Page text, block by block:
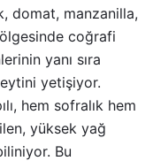
domat, manzanilla,
coğrafi
yanı sıra
yetişiyor.
hem sofralık hem
yüksek yağ
Bu